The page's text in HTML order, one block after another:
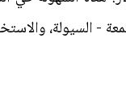
- السيولة،